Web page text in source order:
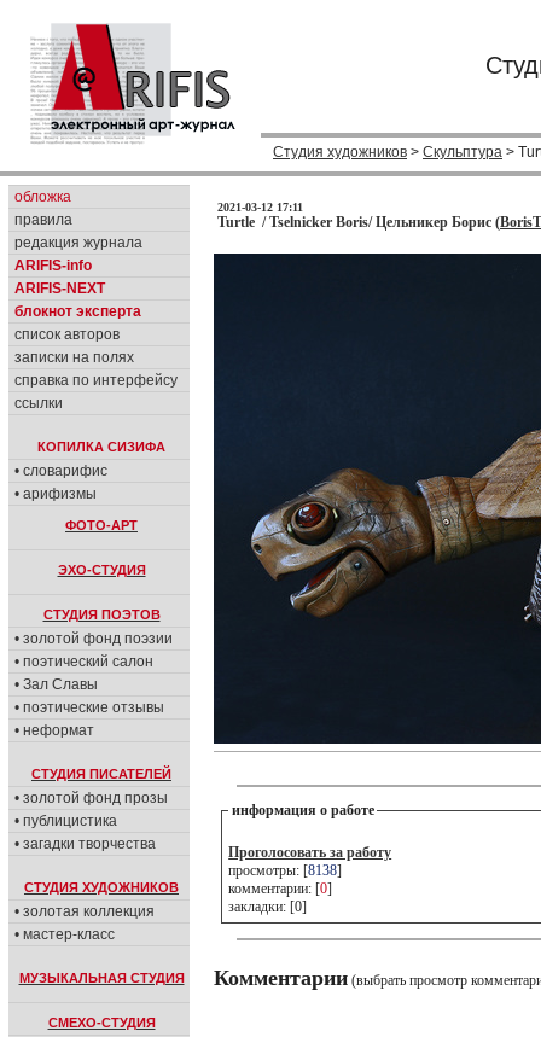
Студия художников > Скульптура >
обложка
правила
редакция журнала
ARIFIS-info
ARIFIS-NEXT
блокнот эксперта
список авторов
записки на полях
справка по интерфейсу
ссылки
КОПИЛКА СИЗИФА
• словарифис
• арифизмы
ФОТО-АРТ
ЭХО-СТУДИЯ
СТУДИЯ ПОЭТОВ
• золотой фонд поэзии
• поэтический салон
• Зал Славы
• поэтические отзывы
• неформат
СТУДИЯ ПИСАТЕЛЕЙ
• золотой фонд прозы
• публицистика
• загадки творчества
СТУДИЯ ХУДОЖНИКОВ
• золотая коллекция
• мастер-класс
МУЗЫКАЛЬНАЯ СТУДИЯ
СМЕХО-СТУДИЯ
2021-03-12 17:11
Turtle / Tselnicker Boris/ Цельникер Борис (
информация о работе
Проголосовать за работу
просмотры: [8138]
комментарии: [0]
закладки: [0]
Комментарии (выбрать просмотр